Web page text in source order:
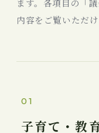
ます。各項目の「
内容をご覧いただけ
01
子育て・教